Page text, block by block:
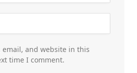
email, and website in this
time I comment.